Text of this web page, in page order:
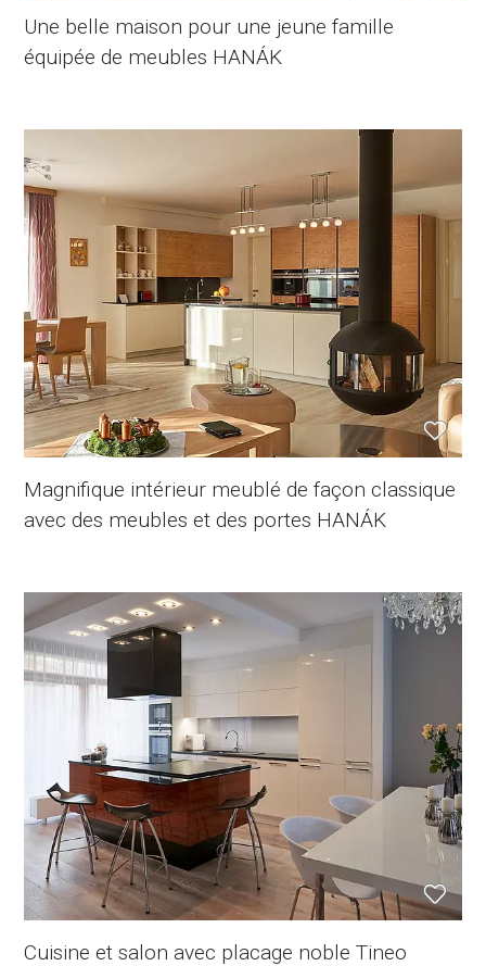
Une belle maison pour une jeune famille
équipée de meubles HANÁK
Magnifique intérieur meublé de façon classique
avec des meubles et des portes HANÁK
Cuisine et salon avec placage noble Tineo